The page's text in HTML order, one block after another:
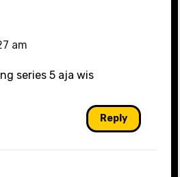
am
series 5 aja wis
Reply